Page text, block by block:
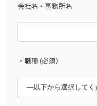
会社名・事務所名
・職種 (必須）